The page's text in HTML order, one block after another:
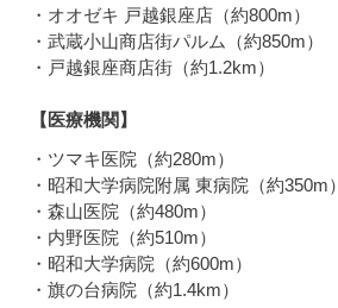
・オオゼキ 戸越銀座店（約800m）
・武蔵小山商店街パルム（約850m）
・戸越銀座商店街（約1.2km）
【医療機関】
・ツマキ医院（約280m）
・昭和大学病院附属 東病院（約350m）
・森山医院（約480m）
・内野医院（約510m）
・昭和大学病院（約600m）
・旗の台病院（約1.4km）